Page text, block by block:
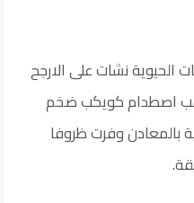
الحيوية نشات على الارجح
اصطدام كويكب ضخم
بالمعادن وفرت ظروفا